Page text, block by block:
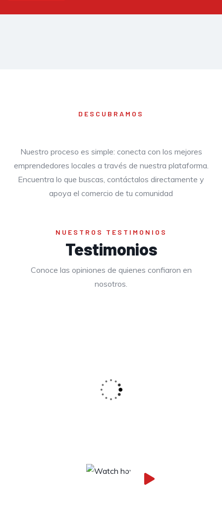
DESCUBRAMOS
Nuestro proceso es simple: conecta con los mejores
emprendedores locales a través de nuestra plataforma.
Encuentra lo que buscas, contáctalos directamente y
apoya el comercio de tu comunidad
NUESTROS TESTIMONIOS
Testimonios
Conoce las opiniones de quienes confiaron en
nosotros.
Estoy realmente impresionada con la calidad
Se nota el compromiso por brindar lo mejor
Watch how